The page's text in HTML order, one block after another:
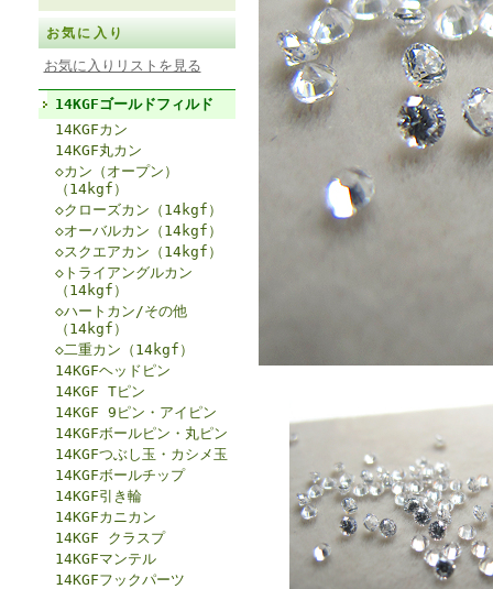
お気に入り
お気に入りリストを見る
14KGFゴールドフィルド
14KGFカン
14KGF丸カン
◇カン（オープン）
（14kgf）
◇クローズカン（14kgf）
◇オーバルカン（14kgf）
◇スクエアカン（14kgf）
◇トライアングルカン
（14kgf）
◇ハートカン/その他
（14kgf）
◇二重カン（14kgf）
14KGFヘッドピン
14KGF Tピン
14KGF 9ピン・アイピン
14KGFボールピン・丸ピン
14KGFつぶし玉・カシメ玉
14KGFボールチップ
14KGF引き輪
14KGFカニカン
14KGF クラスプ
14KGFマンテル
14KGFフックパーツ